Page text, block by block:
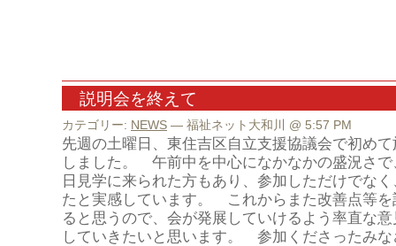
説明会を終えて
カテゴリー: NEWS — 福祉ネット大和川 @ 5:57 PM
先週の土曜日、東住吉区自立支援協議会で初め
しました。 午前中を中心になかなかの盛況さで
日見学に来られた方もあり、参加しただけでな
たと実感しています。 これからまた改善点等を
ると思うので、会が発展していけるよう率直な
していきたいと思います。 参加くださったみな